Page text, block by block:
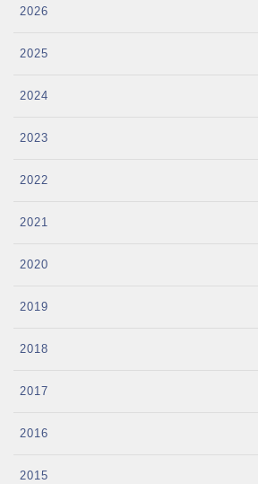
2026
2025
2024
2023
2022
2021
2020
2019
2018
2017
2016
2015